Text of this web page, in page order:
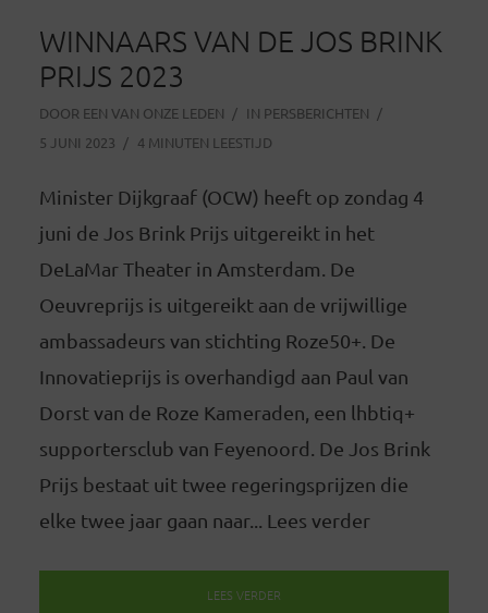
WINNAARS VAN DE JOS BRINK
PRIJS 2023
DOOR EEN VAN ONZE LEDEN IN PERSBERICHTEN
5 JUNI 2023
4 MINUTEN LEESTIJD
Minister Dijkgraaf (OCW) heeft op zondag 4
juni de Jos Brink Prijs uitgereikt in het
DeLaMar Theater in Amsterdam. De
Oeuvreprijs is uitgereikt aan de vrijwillige
ambassadeurs van stichting Roze50+. De
Innovatieprijs is overhandigd aan Paul van
Dorst van de Roze Kameraden, een lhbtiq+
supportersclub van Feyenoord. De Jos Brink
Prijs bestaat uit twee regeringsprijzen die
elke twee jaar gaan naar... Lees verder
LEES VERDER